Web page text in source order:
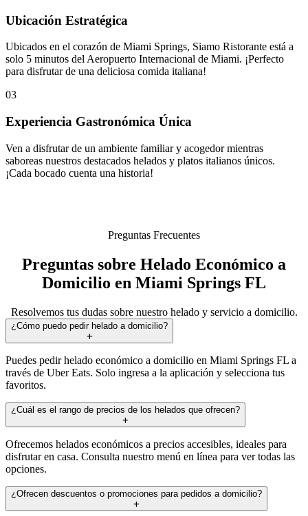
Ubicación Estratégica
Ubicados en el corazón de Miami Springs, Siamo Ristorante está a
solo 5 minutos del Aeropuerto Internacional de Miami. ¡Perfecto
para disfrutar de una deliciosa comida italiana!
03
Experiencia Gastronómica Única
Ven a disfrutar de un ambiente familiar y acogedor mientras
saboreas nuestros destacados helados y platos italianos únicos.
¡Cada bocado cuenta una historia!
Preguntas Frecuentes
Preguntas sobre Helado Económico a
Domicilio en Miami Springs FL
Resolvemos tus dudas sobre nuestro helado y servicio a domicilio.
¿Cómo puedo pedir helado a domicilio?
Puedes pedir helado económico a domicilio en Miami Springs FL a
través de Uber Eats. Solo ingresa a la aplicación y selecciona tus
favoritos.
¿Cuál es el rango de precios de los helados que ofrecen?
Ofrecemos helados económicos a precios accesibles, ideales para
disfrutar en casa. Consulta nuestro menú en línea para ver todas las
opciones.
¿Ofrecen descuentos o promociones para pedidos a domicilio?